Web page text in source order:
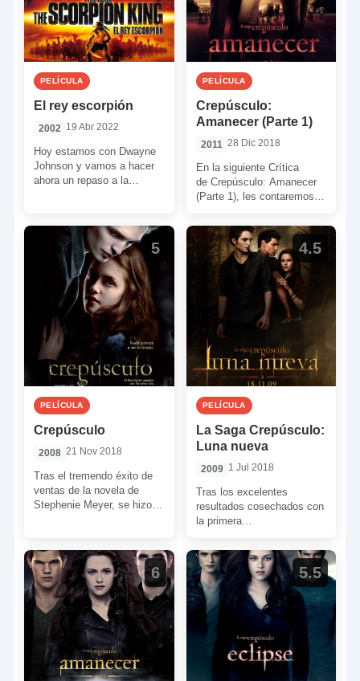
PELÍCULA
El rey escorpión
2002 19 Abr 2022
Hoy estamos con Dwayne
Johnson y vamos a hacer
ahora un repaso a la
PELÍCULA
Crepúsculo:
Amanecer (Parte 1)
2011 28 Dic 2018
En la siguiente Crítica
de Crepúsculo: Amanecer
(Parte 1), les contaremos
con cierto pulso una de las
[…]
5
PELÍCULA
Crepúsculo
2008 21 Nov 2018
Tras el tremendo éxito de
ventas de la novela de
Stephenie Meyer, se hizo
4.5
PELÍCULA
La Saga Crepúsculo:
Luna nueva
2009 1 Jul 2018
Tras los excelentes
resultados cosechados con
la primera
saga de Stephanie
Meyer comenzaba con
buen pie en el mundo […]
6 5.5